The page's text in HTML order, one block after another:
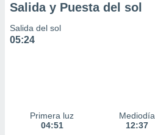
Salida y Puesta del sol
Salida del sol
05:24
Primera luz
04:51
Mediodía
12:37